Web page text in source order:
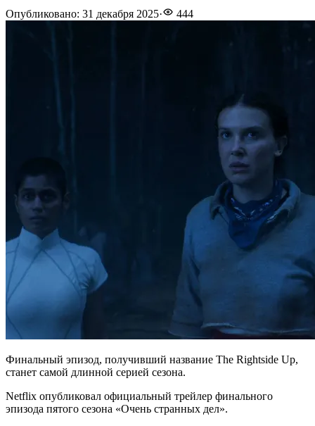
Опубликовано: 31 декабря 2025· 444
Финальный эпизод, получивший название The Rightside Up,
станет самой длинной серией сезона.
Netflix опубликовал официальный трейлер финального
эпизода пятого сезона «Очень странных дел».